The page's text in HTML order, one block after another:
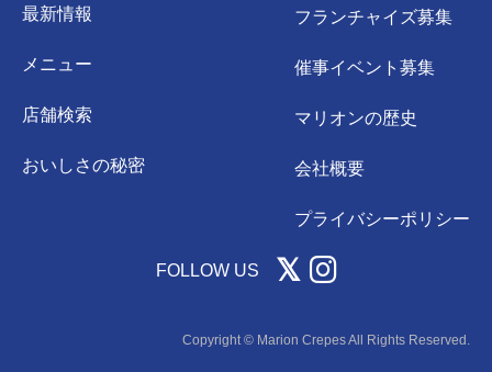
最新情報
メニュー
店舗検索
おいしさの秘密
フランチャイズ募集
催事イベント募集
マリオンの歴史
会社概要
プライバシーポリシー
FOLLOW US
Copyright © Marion Crepes All Rights Reserved.